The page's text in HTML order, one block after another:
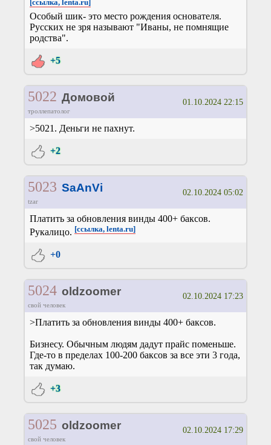
[ссылка, lenta.ru]
Особый шик- это место рождения основателя.
Русских не зря называют "Иваны, не помнящие
родства".
+5
5022 Домовой
троллепатолог
01.10.2024 22:15
>5021. Деньги не пахнут.
+2
5023 SaAnVi
tzar
02.10.2024 05:02
Платить за обновления винды 400+ баксов.
Рукалицо. [ссылка, lenta.ru]
+0
5024 oldzoomer
свой человек
02.10.2024 17:23
>Платить за обновления винды 400+ баксов.
Бизнесу. Обычным людям дадут прайс поменьше.
Где-то в пределах 100-200 баксов за все эти 3 года,
так думаю.
+3
5025 oldzoomer
свой человек
02.10.2024 17:29